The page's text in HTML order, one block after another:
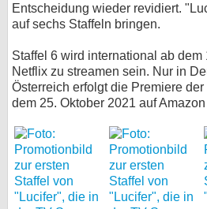
Entscheidung wieder revidiert.
auf sechs Staffeln bringen.
Staffel 6 wird international ab
Netflix zu streamen sein. Nur in
Österreich erfolgt die Premiere
dem 25. Oktober 2021 auf